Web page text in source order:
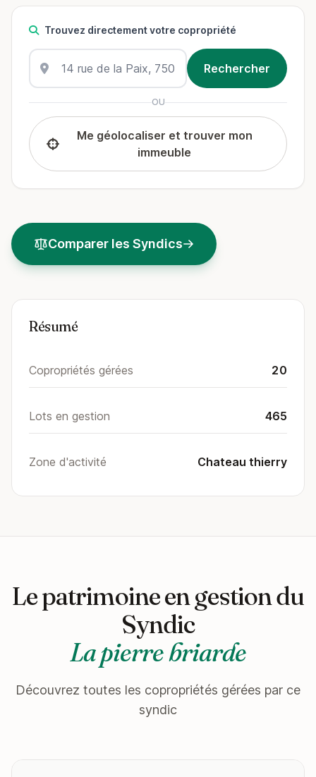
Trouvez directement votre copropriété
OU
Me géolocaliser et trouver mon
immeuble
Comparer les Syndics
Résumé
Copropriétés gérées 20
Lots en gestion 465
Zone d'activité Chateau thierry
Le patrimoine en gestion du
Syndic
La pierre briarde
Découvrez toutes les copropriétés gérées par ce
syndic